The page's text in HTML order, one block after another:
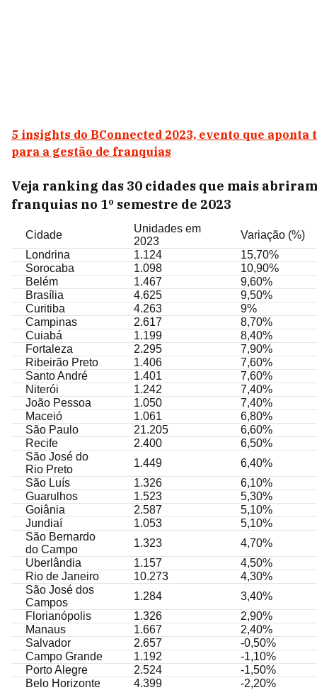
5 insights do BConnected 2023, evento que aponta
para a gestão de franquias
Veja ranking das 30 cidades que mais abriram
franquias no 1º semestre de 2023
Cidade
Unidades em
2023
Variação (%)
Londrina
1.124
15,70%
Sorocaba
1.098
10,90%
Belém
1.467
9,60%
Brasília
4.625
9,50%
Curitiba
4.263
9%
Campinas
2.617
8,70%
Cuiabá
1.199
8,40%
Fortaleza
2.295
7,90%
Ribeirão Preto
1.406
7,60%
Santo André
1.401
7,60%
Niterói
1.242
7,40%
João Pessoa
1.050
7,40%
Maceió
1.061
6,80%
São Paulo
21.205
6,60%
Recife
2.400
6,50%
São José do
Rio Preto
1.449
6,40%
São Luís
1.326
6,10%
Guarulhos
1.523
5,30%
Goiânia
2.587
5,10%
Jundiaí
1.053
5,10%
São Bernardo
do Campo
1.323
4,70%
Uberlândia
1.157
4,50%
Rio de Janeiro
10.273
4,30%
São José dos
Campos
1.284
3,40%
Florianópolis
1.326
2,90%
Manaus
1.667
2,40%
Salvador
2.657
-0,50%
Campo Grande
1.192
-1,10%
Porto Alegre
2.524
-1,50%
Belo Horizonte
4.399 -2,20%